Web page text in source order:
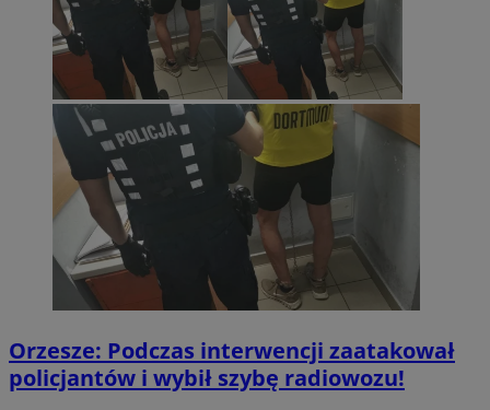
Orzesze: Podczas interwencji zaatakował
policjantów i wybił szybę radiowozu!